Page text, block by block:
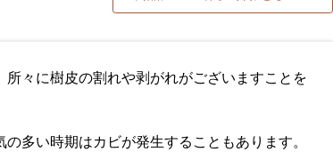
々に樹皮の割れや剥がれがございますことを
多い時期はカビが発生することもあります。